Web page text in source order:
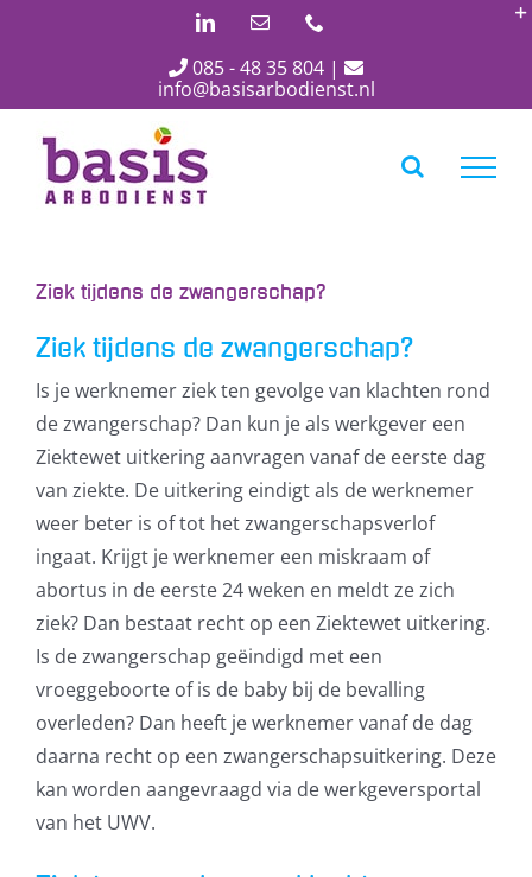
LinkedInE-
085 - 48 35 804 |
info@basisarbodienst.nl
Ziek tijdens de zwangerschap?
Ziek tijdens de zwangerschap?
Is je werknemer ziek ten gevolge van klachten rond
de zwangerschap? Dan kun je als werkgever een
Ziektewet uitkering aanvragen vanaf de eerste dag
van ziekte. De uitkering eindigt als de werknemer
weer beter is of tot het zwangerschapsverlof
ingaat. Krijgt je werknemer een miskraam of
abortus in de eerste 24 weken en meldt ze zich
ziek? Dan bestaat recht op een Ziektewet uitkering.
Is de zwangerschap geëindigd met een
vroeggeboorte of is de baby bij de bevalling
overleden? Dan heeft je werknemer vanaf de dag
daarna recht op een zwangerschapsuitkering. Deze
kan worden aangevraagd via de werkgeversportal
van het UWV.